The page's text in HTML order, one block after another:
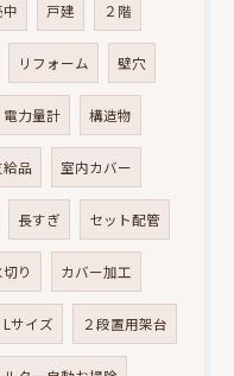
中 戸建 ２階
リフォーム 壁穴
電力量計 構造物
給品 室内カバー
長すぎ セット配管
り カバー加工
Lサイズ ２段置用架台